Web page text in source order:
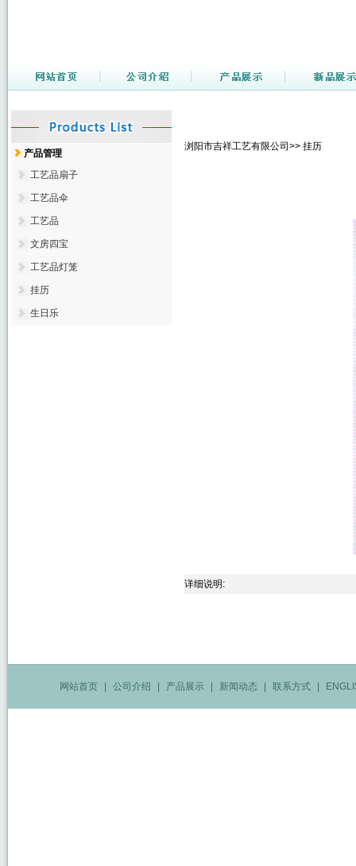
产品管理
工艺品扇子
工艺品伞
工艺品
文房四宝
工艺品灯笼
挂历
生日乐
浏阳市吉祥工艺有限公司>> 挂历
详细说明:
网站首页 公司介绍 产品展示 新闻动态 联系方式